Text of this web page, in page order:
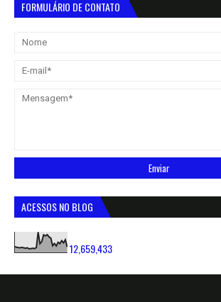
FORMULÁRIO DE CONTATO
ACESSOS NO BLOG
12,659,433